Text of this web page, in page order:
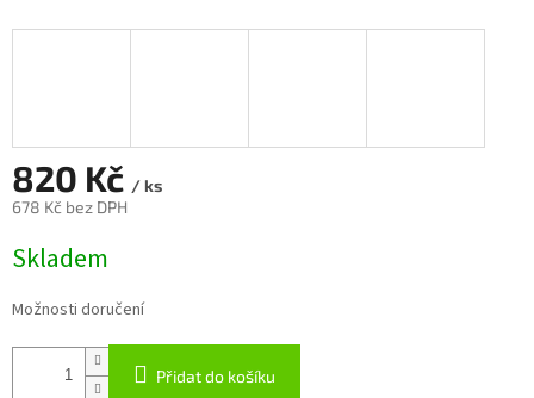
820 Kč / ks
678 Kč bez DPH
cena:
Skladem
Možnosti doručení
Přidat do košíku